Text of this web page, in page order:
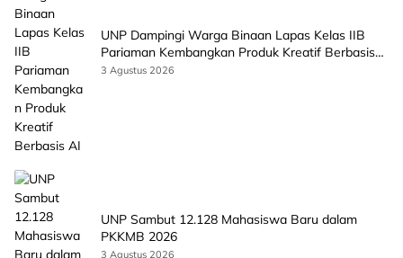
UNP Dampingi Warga Binaan Lapas Kelas IIB
Pariaman Kembangkan Produk Kreatif Berbasis
AI
3 Agustus 2026
UNP Sambut 12.128 Mahasiswa Baru dalam
PKKMB 2026
3 Agustus 2026